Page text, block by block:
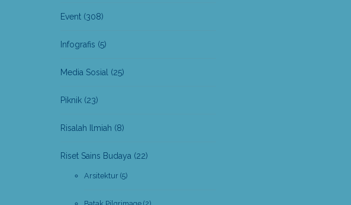
Event (308)
Infografis (5)
Media Sosial (25)
Piknik (23)
Risalah Ilmiah (8)
Riset Sains Budaya (22)
Arsitektur (5)